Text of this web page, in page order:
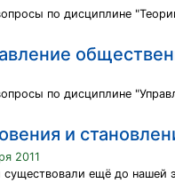
по дисциплине
по дисциплине
и
2011
ещё до нашей